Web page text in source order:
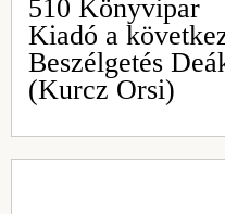
510 Könyvipar
Kiadó a
Beszélgetés
(Kurcz Orsi)